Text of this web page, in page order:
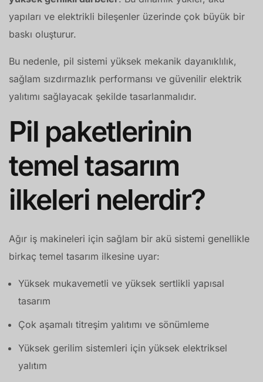
yapıları ve elektrikli bileşenler üzerinde çok büyük bir
baskı oluşturur.
Bu nedenle, pil sistemi yüksek mekanik dayanıklılık,
sağlam sızdırmazlık performansı ve güvenilir elektrik
yalıtımı sağlayacak şekilde tasarlanmalıdır.
Pil paketlerinin
temel tasarım
ilkeleri nelerdir?
Ağır iş makineleri için sağlam bir akü sistemi genellikle
birkaç temel tasarım ilkesine uyar:
Yüksek mukavemetli ve yüksek sertlikli yapısal
tasarım
Çok aşamalı titreşim yalıtımı ve sönümleme
Yüksek gerilim sistemleri için yüksek elektriksel
yalıtım